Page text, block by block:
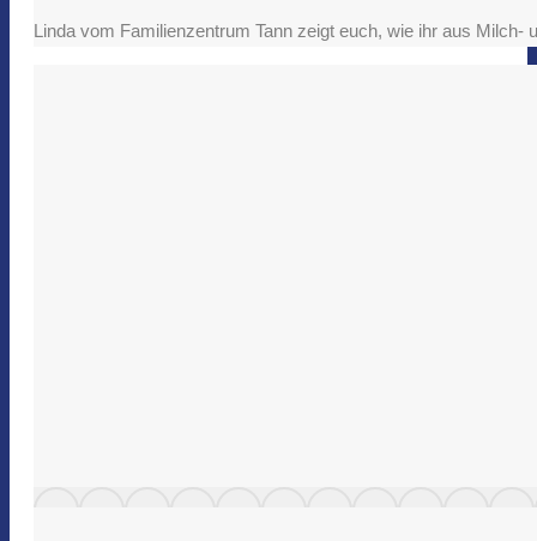
Linda vom Familienzentrum Tann zeigt euch, wie ihr aus